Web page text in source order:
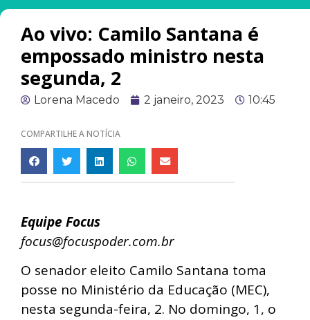
Ao vivo: Camilo Santana é
empossado ministro nesta
segunda, 2
Lorena Macedo 2 janeiro, 2023 10:45
COMPARTILHE A NOTÍCIA
Equipe Focus
focus@focuspoder.com.br
O senador eleito Camilo Santana toma
posse no Ministério da Educação (MEC),
nesta segunda-feira, 2. No domingo, 1, o